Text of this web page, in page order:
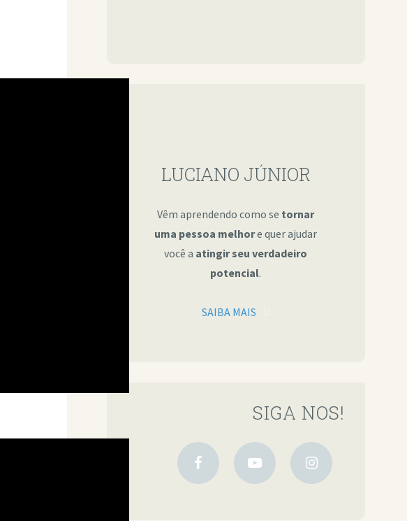
LUCIANO JÚNIOR
Vêm aprendendo como se tornar
uma pessoa melhore quer ajudar
você a atingir seu verdadeiro
potencial.
SAIBA MAIS
SIGA NOS!